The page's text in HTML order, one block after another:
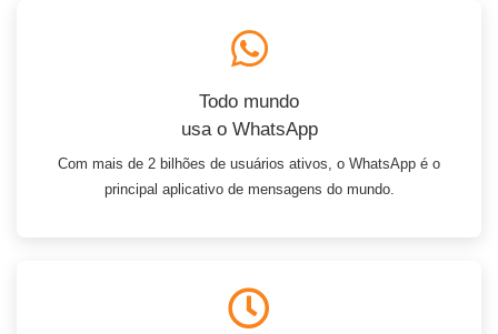
Todo mundo
usa o WhatsApp
Com mais de 2 bilhões de usuários ativos, o WhatsApp é o
principal aplicativo de mensagens do mundo.